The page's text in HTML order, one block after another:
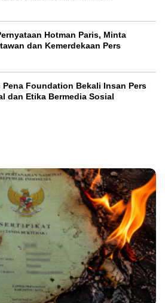
Hotman Paris, Minta
dan Kemerdekaan Pers
Pena Foundation Bekali Insan Pers
dan Etika Bermedia Sosial